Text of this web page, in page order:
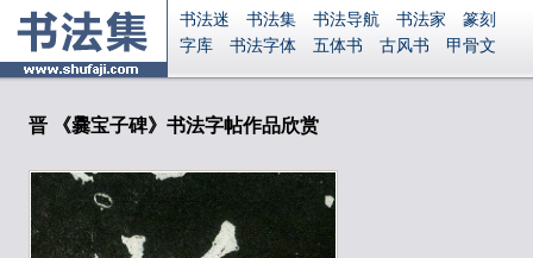
书法迷 书法集 书法导航 书法家
篆刻
字库
书法字体 五体书 古风书
甲骨文
集字
字形 大字
起名
识字 英语 印章
字体下载
免费字体
Ai矢量
P图宝 南无阿弥陀佛
晋 《爨宝子碑》书法字帖作品欣赏